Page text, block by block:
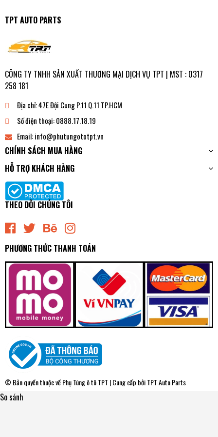
TPT AUTO PARTS
CÔNG TY TNHH SẢN XUẤT THƯƠNG MẠI DỊCH VỤ TPT | MST : 0317
258 181
Địa chỉ:47E Đội Cung P.11 Q.11 TP.HCM
Số điện thoại:0888.17.18.19
Email:info@phutungototpt.vn
CHÍNH SÁCH MUA HÀNG
HỖ TRỢ KHÁCH HÀNG
THEO DÕI CHÚNG TÔI
PHƯƠNG THỨC THANH TOÁN
© Bản quyền thuộc vềPhụ Tùng ô tô TPT | Cung cấp bởiTPT Auto Parts
So sánh